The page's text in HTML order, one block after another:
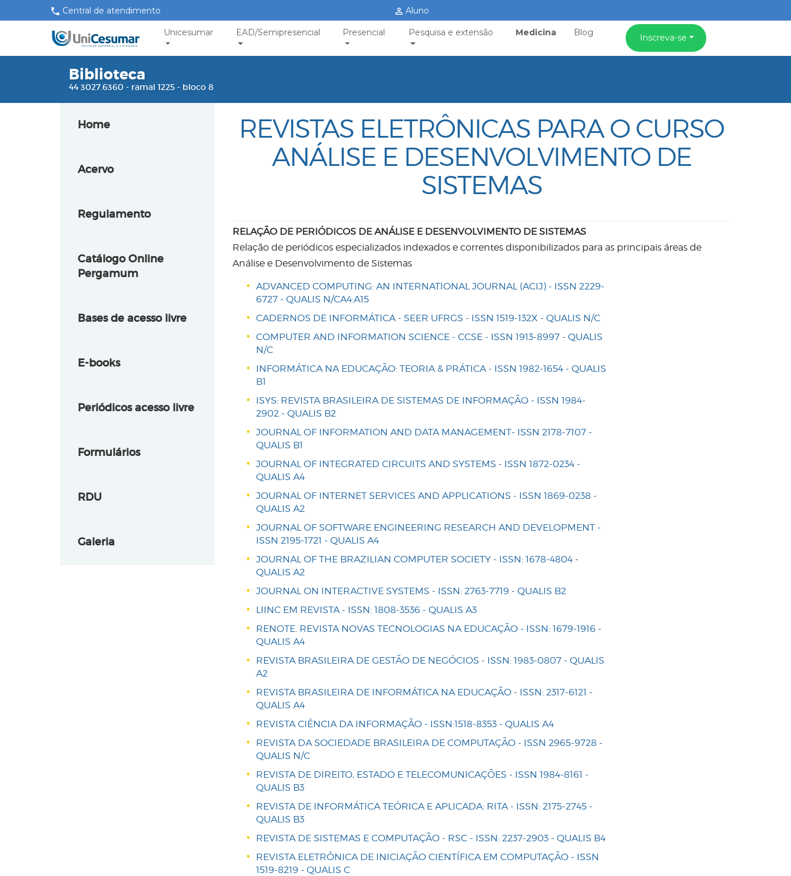
Central de atendimento Aluno
Unicesumar EAD/Semipresencial Presencial Pesquisa e extensão Medicina Blog Inscreva-se
Biblioteca
44 3027.6360 - ramal 1225 - bloco 8
Home
Acervo
Regulamento
Catálogo Online
Pergamum
Bases de acesso livre
E-books
Periódicos acesso livre
Formulários
RDU
Galeria
REVISTAS ELETRÔNICAS PARA O CURSO
ANÁLISE E DESENVOLVIMENTO DE
SISTEMAS
RELAÇÃO DE PERIÓDICOS DE ANÁLISE E DESENVOLVIMENTO DE SISTEMAS
Relação de periódicos especializados indexados e correntes disponibilizados para as principais áreas de
Análise e Desenvolvimento de Sistemas
ADVANCED COMPUTING: AN INTERNATIONAL JOURNAL (ACIJ) - ISSN 2229-
6727 - QUALIS N/CA4:A15
CADERNOS DE INFORMÁTICA - SEER UFRGS - ISSN 1519-132X - QUALIS N/C
COMPUTER AND INFORMATION SCIENCE - CCSE - ISSN 1913-8997 - QUALIS
N/C
INFORMÁTICA NA EDUCAÇÃO: TEORIA & PRÁTICA - ISSN 1982-1654 - QUALIS
B1
ISYS: REVISTA BRASILEIRA DE SISTEMAS DE INFORMAÇÃO - ISSN 1984-
2902 - QUALIS B2
JOURNAL OF INFORMATION AND DATA MANAGEMENT- ISSN 2178-7107 -
QUALIS B1
JOURNAL OF INTEGRATED CIRCUITS AND SYSTEMS - ISSN 1872-0234 -
QUALIS A4
JOURNAL OF INTERNET SERVICES AND APPLICATIONS - ISSN 1869-0238 -
QUALIS A2
JOURNAL OF SOFTWARE ENGINEERING RESEARCH AND DEVELOPMENT -
ISSN 2195-1721 - QUALIS A4
JOURNAL OF THE BRAZILIAN COMPUTER SOCIETY - ISSN: 1678-4804 -
QUALIS A2
JOURNAL ON INTERACTIVE SYSTEMS - ISSN: 2763-7719 - QUALIS B2
LIINC EM REVISTA - ISSN: 1808-3536 - QUALIS A3
RENOTE. REVISTA NOVAS TECNOLOGIAS NA EDUCAÇÃO - ISSN: 1679-1916 -
QUALIS A4
REVISTA BRASILEIRA DE GESTÃO DE NEGÓCIOS - ISSN: 1983-0807 - QUALIS
A2
REVISTA BRASILEIRA DE INFORMÁTICA NA EDUCAÇÃO - ISSN: 2317-6121 -
QUALIS A4
REVISTA CIÊNCIA DA INFORMAÇÃO - ISSN:1518-8353 - QUALIS A4
REVISTA DA SOCIEDADE BRASILEIRA DE COMPUTAÇÃO - ISSN 2965-9728 -
QUALIS N/C
REVISTA DE DIREITO, ESTADO E TELECOMUNICAÇÕES - ISSN 1984-8161 -
QUALIS B3
REVISTA DE INFORMÁTICA TEÓRICA E APLICADA: RITA - ISSN: 2175-2745 -
QUALIS B3
REVISTA DE SISTEMAS E COMPUTAÇÃO - RSC - ISSN: 2237-2903 - QUALIS B4
REVISTA ELETRÔNICA DE INICIAÇÃO CIENTÍFICA EM COMPUTAÇÃO - ISSN
1519-8219 - QUALIS C